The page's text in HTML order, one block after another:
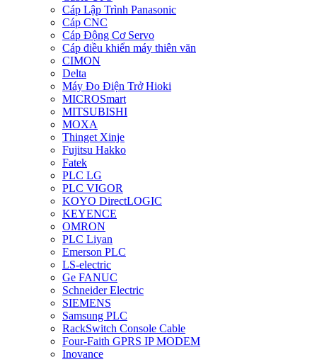
Cáp Lập Trình Panasonic
Cáp CNC
Cáp Động Cơ Servo
Cáp điều khiển máy thiên văn
CIMON
Delta
Máy Đo Điện Trở Hioki
MICROSmart
MITSUBISHI
MOXA
Thinget Xinje
Fujitsu Hakko
Fatek
PLC LG
PLC VIGOR
KOYO DirectLOGIC
KEYENCE
OMRON
PLC Liyan
Emerson PLC
LS-electric
Ge FANUC
Schneider Electric
SIEMENS
Samsung PLC
RackSwitch Console Cable
Four-Faith GPRS IP MODEM
Inovance